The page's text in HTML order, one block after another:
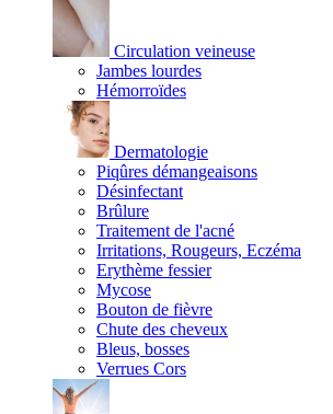
Circulation veineuse
Jambes lourdes
Hémorroïdes
Dermatologie
Piqûres démangeaisons
Désinfectant
Brûlure
Traitement de l'acné
Irritations, Rougeurs, Eczéma
Erythème fessier
Mycose
Bouton de fièvre
Chute des cheveux
Bleus, bosses
Verrues Cors